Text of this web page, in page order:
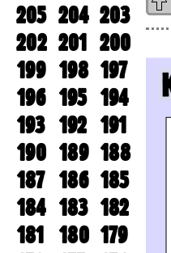
205 204 203
202 201 200
199 198 197
196 195 194
193 192 191
190 189 188
187 186 185
184 183 182
181 180 179